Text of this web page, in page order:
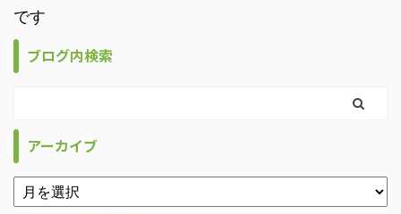
です
ブログ内検索
アーカイブ